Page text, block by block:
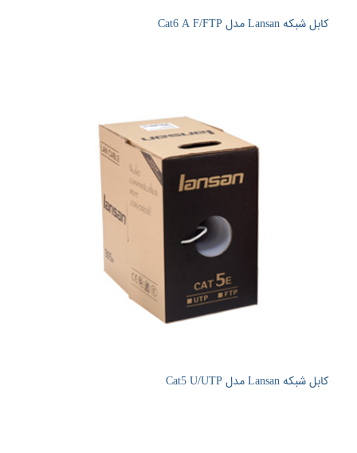
کابل شبکه Lansan مدل Cat6 A F/FTP
کابل شبکه Lansan مدل Cat5 U/UTP